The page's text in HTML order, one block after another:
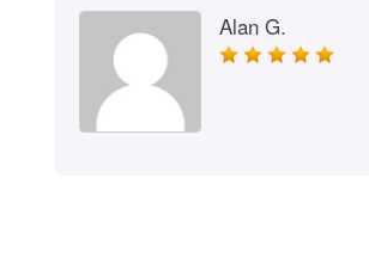
Alan G.